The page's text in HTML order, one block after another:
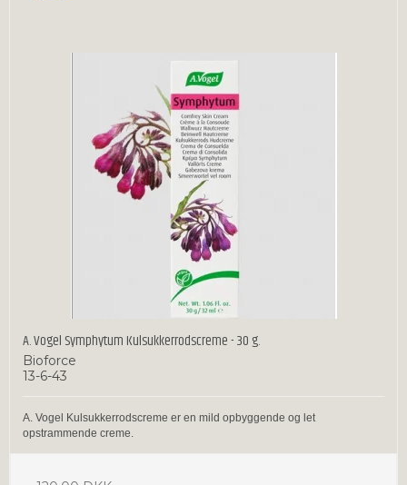
A. Vogel Symphytum Kulsukkerrodscreme - 30 g.
Bioforce
13-6-43
A. Vogel Kulsukkerrodscreme er en mild opbyggende og let
opstrammende creme.